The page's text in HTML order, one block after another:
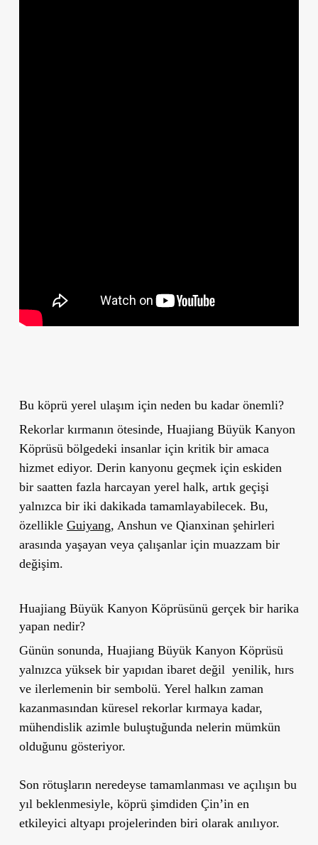
Bu köprü yerel ulaşım için neden bu kadar önemli?
Rekorlar kırmanın ötesinde, Huajiang Büyük Kanyon
Köprüsü bölgedeki insanlar için kritik bir amaca
hizmet ediyor. Derin kanyonu geçmek için eskiden
bir saatten fazla harcayan yerel halk, artık geçişi
yalnızca bir iki dakikada tamamlayabilecek. Bu,
özellikle Guiyang, Anshun ve Qianxinan şehirleri
arasında yaşayan veya çalışanlar için muazzam bir
değişim.
Huajiang Büyük Kanyon Köprüsünü gerçek bir harika
yapan nedir?
Günün sonunda, Huajiang Büyük Kanyon Köprüsü
yalnızca yüksek bir yapıdan ibaret değil yenilik, hırs
ve ilerlemenin bir sembolü. Yerel halkın zaman
kazanmasından küresel rekorlar kırmaya kadar,
mühendislik azimle buluştuğunda nelerin mümkün
olduğunu gösteriyor.
Son rötuşların neredeyse tamamlanması ve açılışın bu
yıl beklenmesiyle, köprü şimdiden Çin’in en
etkileyici altyapı projelerinden biri olarak anılıyor.